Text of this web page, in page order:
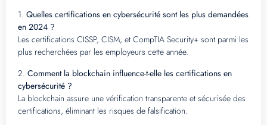
1. Quelles certifications en cybersécurité sont les plus demandées
en 2024 ?
Les certifications CISSP, CISM, et CompTIA Security+ sont parmi les
plus recherchées par les employeurs cette année.
2. Comment la blockchain influence-t-elle les certifications en
cybersécurité ?
La blockchain assure une vérification transparente et sécurisée des
certifications, éliminant les risques de falsification.